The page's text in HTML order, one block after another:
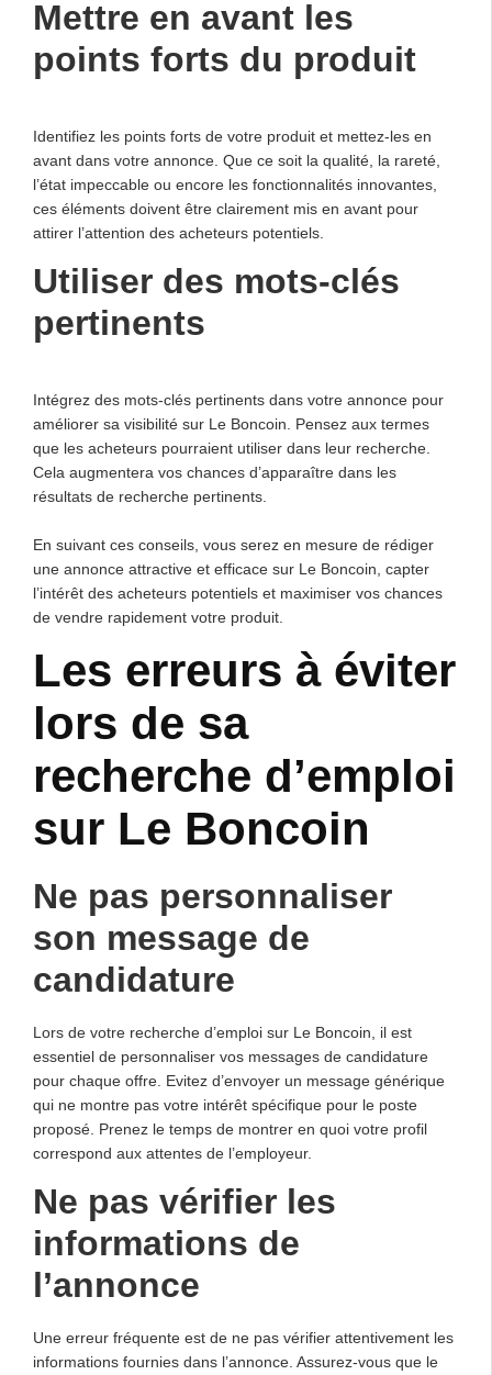
Mettre en avant les
points forts du produit
Identifiez les points forts de votre produit et mettez-les en
avant dans votre annonce. Que ce soit la qualité, la rareté,
l’état impeccable ou encore les fonctionnalités innovantes,
ces éléments doivent être clairement mis en avant pour
attirer l’attention des acheteurs potentiels.
Utiliser des mots-clés
pertinents
Intégrez des mots-clés pertinents dans votre annonce pour
améliorer sa visibilité sur Le Boncoin. Pensez aux termes
que les acheteurs pourraient utiliser dans leur recherche.
Cela augmentera vos chances d’apparaître dans les
résultats de recherche pertinents.
En suivant ces conseils, vous serez en mesure de rédiger
une annonce attractive et efficace sur Le Boncoin, capter
l’intérêt des acheteurs potentiels et maximiser vos chances
de vendre rapidement votre produit.
Les erreurs à éviter
lors de sa
recherche d’emploi
sur Le Boncoin
Ne pas personnaliser
son message de
candidature
Lors de votre recherche d’emploi sur Le Boncoin, il est
essentiel de personnaliser vos messages de candidature
pour chaque offre. Evitez d’envoyer un message générique
qui ne montre pas votre intérêt spécifique pour le poste
proposé. Prenez le temps de montrer en quoi votre profil
correspond aux attentes de l’employeur.
Ne pas vérifier les
informations de
l’annonce
Une erreur fréquente est de ne pas vérifier attentivement les
informations fournies dans l’annonce. Assurez-vous que le